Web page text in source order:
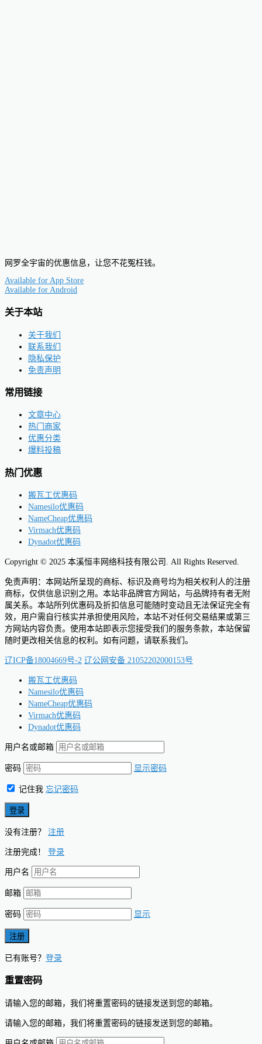
网罗全宇宙的优惠信息，让您不花冤枉钱。
Available for App Store
Available for Android
关于本站
关于我们
联系我们
隐私保护
免责声明
常用链接
文章中心
热门商家
优惠分类
爆料投稿
热门优惠
搬瓦工优惠码
Namesilo优惠码
NameCheap优惠码
Virmach优惠码
Dynadot优惠码
Copyright © 2025 本溪恒丰网络科技有限公司. All Rights Reserved.
免责声明：本网站所呈现的商标、标识及商号均为相关权利人的注册
商标，仅供信息识别之用。本站非品牌官方网站，与品牌持有者无附
属关系。本站所列优惠码及折扣信息可能随时变动且无法保证完全有
效，用户需自行核实并承担使用风险，本站不对任何交易结果或第三
方网站内容负责。使用本站即表示您接受我们的服务条款，本站保留
随时更改相关信息的权利。如有问题，请联系我们。
辽ICP备18004669号-2 辽公网安备 21052202000153号
搬瓦工优惠码
Namesilo优惠码
NameCheap优惠码
Virmach优惠码
Dynadot优惠码
用户名或邮箱
密码 显示密码
记住我 忘记密码
没有注册？ 注册
注册完成！ 登录
用户名
邮箱
密码 显示
已有账号？ 登录
重置密码
请输入您的邮箱，我们将重置密码的链接发送到您的邮箱。
请输入您的邮箱，我们将重置密码的链接发送到您的邮箱。